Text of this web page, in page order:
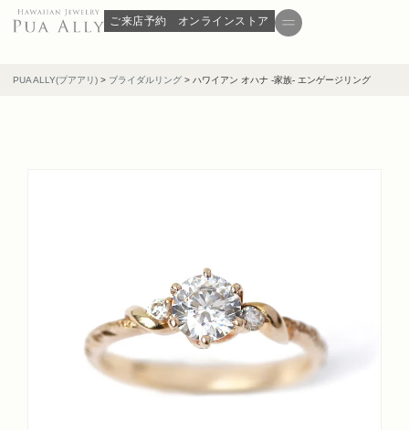
ご来店予約 オンラインストア
PUA ALLY(プアアリ) > ブライダルリング > ハワイアン オハナ -家族- エンゲージリング